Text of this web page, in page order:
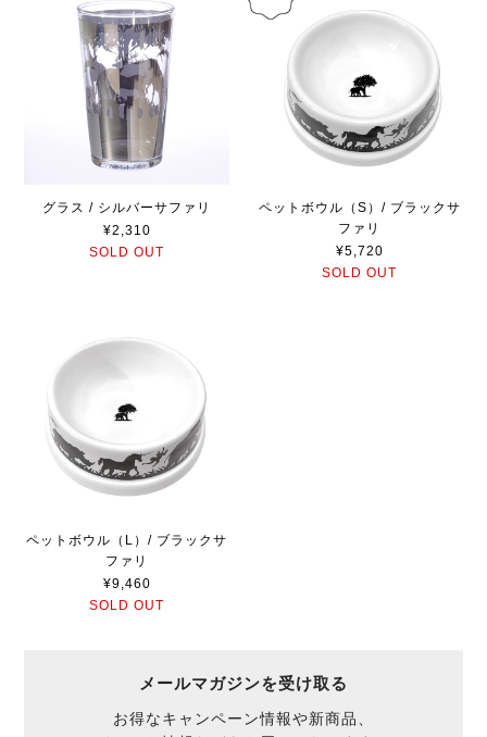
グラス / シルバーサファリ
¥2,310
SOLD OUT
ペットボウル（S）/ ブラックサ
ファリ
¥5,720
SOLD OUT
ペットボウル（L）/ ブラックサ
ファリ
¥9,460
SOLD OUT
メールマガジンを受け取る
お得なキャンペーン情報や新商品、